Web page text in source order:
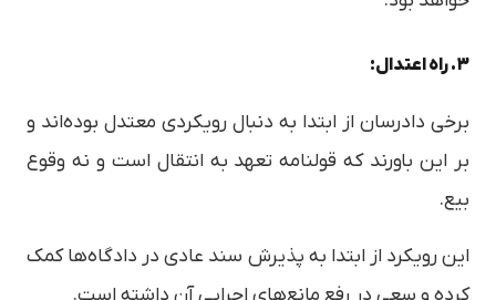
۳. راه اعتدال:
برخی دادرسان از ابتدا به دنبال رویکردی معتدل بوده‌اند و
بر این باورند که قولنامه تعهد به انتقال است و نه وقوع
بیع.
این رویکرد از ابتدا به پذیرش سند عادی در دادگاه‌ها کمک